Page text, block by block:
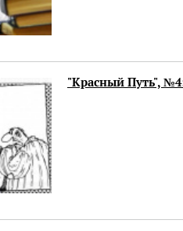
"Красный Путь",